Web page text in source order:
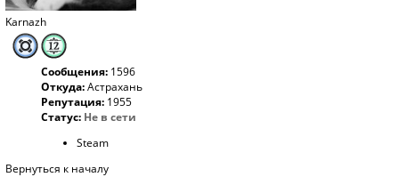
Karnazh
Сообщения: 1596
Откуда:Астрахань
Репутация: 1955
Статус: Не в сети
Steam
Вернуться к началу